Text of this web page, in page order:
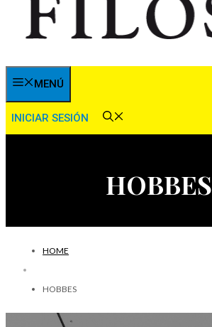
MENÚ
INICIAR SESIÓN
HOBBES
HOME
HOBBES